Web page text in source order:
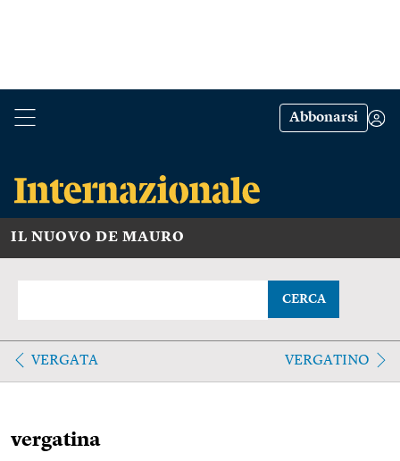
Abbonarsi
IL NUOVO DE MAURO
CERCA
VERGATA VERGATINO
vergatina